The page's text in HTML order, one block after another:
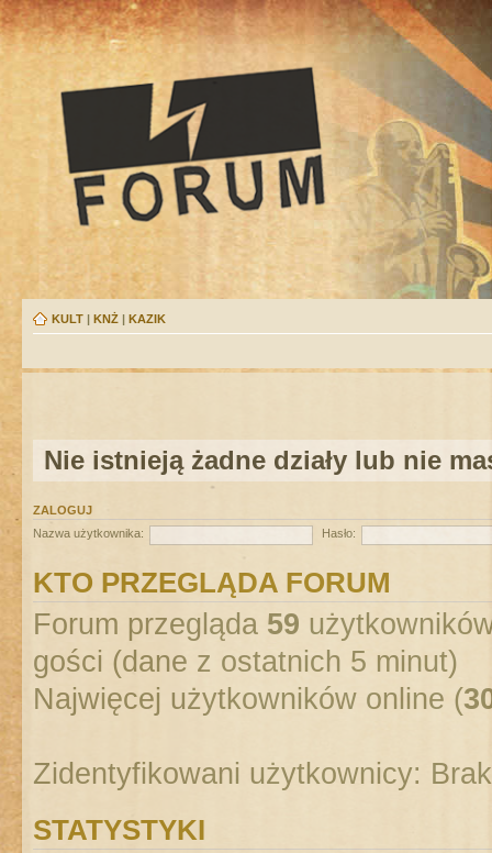
KULT | KNŻ | KAZIK
Nie istnieją żadne działy lub nie
ZALOGUJ
Nazwa użytkownika:
Hasło:
KTO PRZEGLĄDA FORUM
Forum przegląda 59
gości (dane z ostatnich 5 minut)
Najwięcej użytkowników online (
Zidentyfikowani użytkownicy:
STATYSTYKI